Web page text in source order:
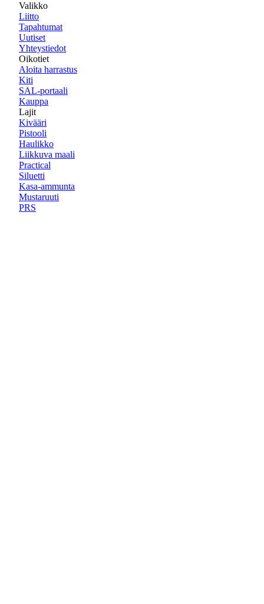
Valikko
Liitto
Tapahtumat
Uutiset
Yhteystiedot
Oikotiet
Aloita harrastus
Kiti
SAL-portaali
Kauppa
Lajit
Kivääri
Pistooli
Haulikko
Liikkuva maali
Practical
Siluetti
Kasa-ammunta
Mustaruuti
PRS